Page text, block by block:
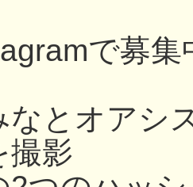
で募集
なとオアシ
撮影